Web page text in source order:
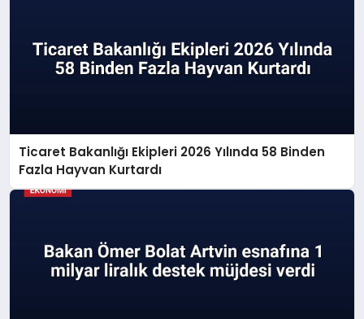
Ticaret Bakanlığı Ekipleri 2026 Yılında 58 Binden
Fazla Hayvan Kurtardı